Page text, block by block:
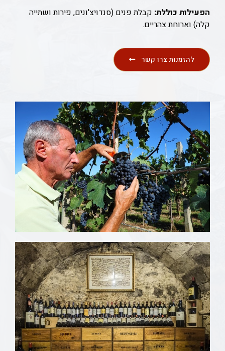
הפעילות כוללת: קבלת פנים (סנדויצ'ונים, פירות ושתייה
קלה) וארוחת צהריים.
להזמנות צרו קשר